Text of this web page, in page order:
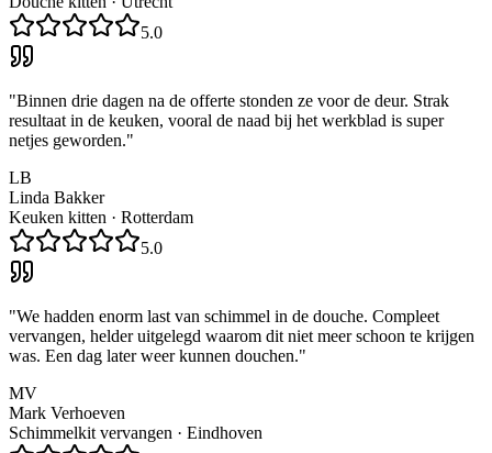
5.0
"Binnen drie dagen na de offerte stonden ze voor de deur. Strak
resultaat in de keuken, vooral de naad bij het werkblad is super
netjes geworden."
LB
Linda Bakker
Keuken kitten · Rotterdam
5.0
"We hadden enorm last van schimmel in de douche. Compleet
vervangen, helder uitgelegd waarom dit niet meer schoon te krijgen
was. Een dag later weer kunnen douchen."
MV
Mark Verhoeven
Schimmelkit vervangen · Eindhoven